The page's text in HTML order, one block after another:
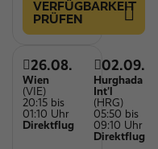
VERFÜGBARKEIT
PRÜFEN
26.08.
Wien
(VIE)
20:15 bis
01:10 Uhr
Direktflug
02.09.
Hurghada
Int'l
(HRG)
05:50 bis
09:10 Uhr
Direktflug